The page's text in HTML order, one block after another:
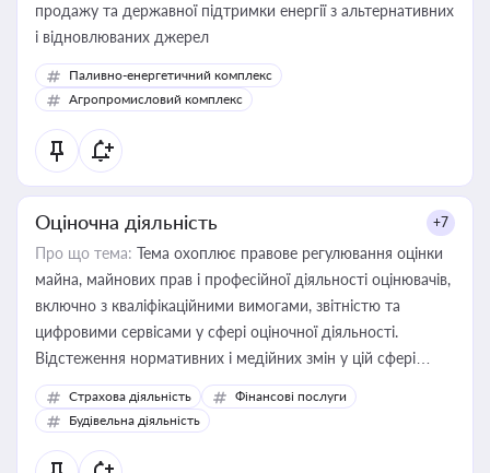
продажу та державної підтримки енергії з альтернативних
і відновлюваних джерел
Паливно-енергетичний комплекс
Агропромисловий комплекс
Оціночна діяльність +7
Про що тема: Тема охоплює правове регулювання оцінки
майна, майнових прав і професійної діяльності оцінювачів,
включно з кваліфікаційними вимогами, звітністю та
цифровими сервісами у сфері оціночної діяльності.
Відстеження нормативних і медійних змін у цій сфері
корисне для власника бізнесу, керівника, юриста або
бухгалтера під час оподаткування, приватизації, оренди
державного майна, корпоративних угод і перевірки
статусу суб'єктів оціночної діяльності
Страхова діяльність
Фінансові послуги
Будівельна діяльність